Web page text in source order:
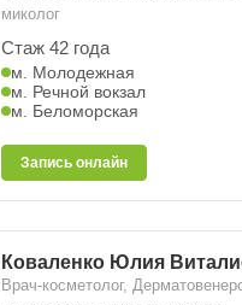
миколог
Стаж 42 года
м. Молодежная
м. Речной вокзал
м. Беломорская
Запись онлайн
Коваленко Юлия
Врач-косметолог,